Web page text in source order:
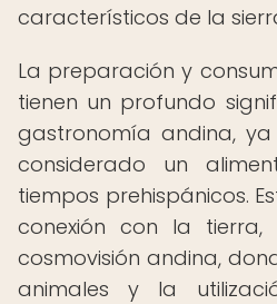
característicos de la
La preparación y
tienen un profundo
gastronomía andina,
considerado un
tiempos prehispánicos.
conexión con la
cosmovisión andina,
animales y la